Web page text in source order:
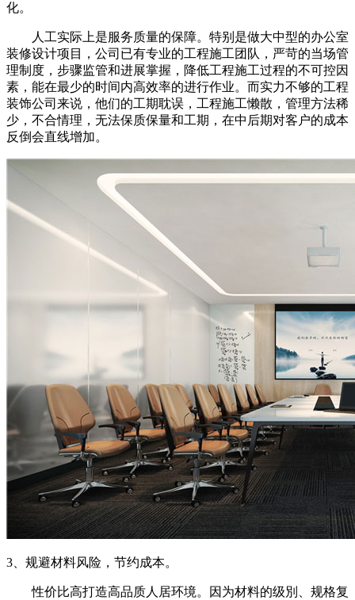
化。
人工实际上是服务质量的保障。特别是做大中型的办公室
装修设计项目，公司已有专业的工程施工团队，严苛的当场管
理制度，步骤监管和进展掌握，降低工程施工过程的不可控因
素，能在最少的时间内高效率的进行作业。而实力不够的工程
装饰公司来说，他们的工期耽误，工程施工懒散，管理方法稀
少，不合情理，无法保质保量和工期，在中后期对客户的成本
反倒会直线增加。
3、规避材料风险，节约成本。
性价比高打造高品质人居环境。因为材料的级別、规格复